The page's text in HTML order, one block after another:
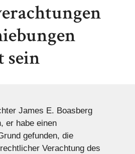
sein
James E. Boasberg
er habe einen
gefunden, die
Verachtung des